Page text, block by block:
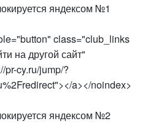
яндексом №1
class="club_links
на другой сайт"
pr-cy.ru/jump/?
a></noindex>
яндексом №2